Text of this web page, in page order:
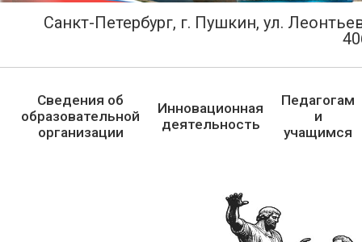
Санкт-Петербург, г. Пушкин, ул.
Сведения об
образовательной
организации
Инновационная
деятельность
Педагогам
и
учащимся